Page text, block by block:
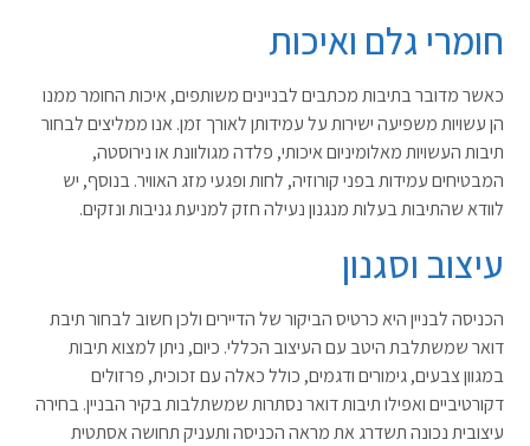
חומרי גלם ואיכות
כאשר מדובר בתיבות מכתבים לבניינים משותפים, איכות החומר ממנו
הן עשויות משפיעה ישירות על עמידותן לאורך זמן. אנו ממליצים לבחור
תיבות העשויות מאלומיניום איכותי, פלדה מגולוונת או נירוסטה,
המבטיחים עמידות בפני קורוזיה, לחות ופגעי מזג האוויר. בנוסף, יש
לוודא שהתיבות בעלות מנגנון נעילה חזק למניעת גניבות ונזקים.
עיצוב וסגנון
הכניסה לבניין היא כרטיס הביקור של הדיירים ולכן חשוב לבחור תיבת
דואר שמשתלבת היטב עם העיצוב הכללי. כיום, ניתן למצוא תיבות
במגוון צבעים, גימורים ודגמים, כולל כאלה עם זכוכית, פרזולים
דקורטיביים ואפילו תיבות דואר נסתרות שמשתלבות בקיר הבניין. בחירה
עיצובית נכונה תשדרג את מראה הכניסה ותעניק תחושה אסתטית